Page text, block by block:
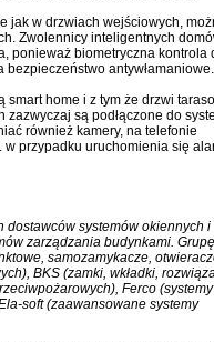
jak w drzwiach wejściowych,
Zwolennicy inteligentnych
ponieważ biometryczna kontrola
antywłamaniowe.
home i z tym że drzwi
są podłączone do
również kamery, na telefonie
przypadku uruchomienia się
dostawców systemów okiennych i
zarządzania budynkami.
samozamykacze,
BKS (zamki, wkładki,
Ferco
soft (zaawansowane systemy